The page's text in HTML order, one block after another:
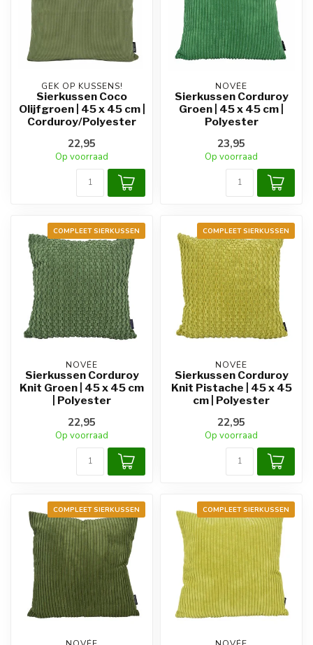
GEK OP KUSSENS!
Sierkussen Coco
Olijfgroen | 45 x 45 cm |
Corduroy/Polyester
22,95
Op voorraad
NOVÉE
Sierkussen Corduroy
Groen | 45 x 45 cm |
Polyester
23,95
Op voorraad
COMPLEET SIERKUSSEN
NOVÉE
Sierkussen Corduroy
Knit Groen | 45 x 45 cm
| Polyester
22,95
Op voorraad
COMPLEET SIERKUSSEN
NOVÉE
Sierkussen Corduroy
Knit Pistache | 45 x 45
cm | Polyester
22,95
Op voorraad
COMPLEET SIERKUSSEN COMPLEET SIERKUSSEN